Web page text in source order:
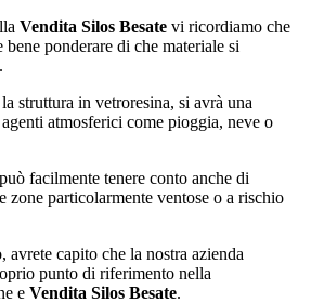
Vendita Silos Besate vi ricordiamo che
bene ponderare di che materiale si
struttura in vetroresina, si avrà una
atmosferici come pioggia, neve o
facilmente tenere conto anche di
zone particolarmente ventose o a rischio
capito che la nostra azienda
punto di riferimento nella
e Vendita Silos Besate.